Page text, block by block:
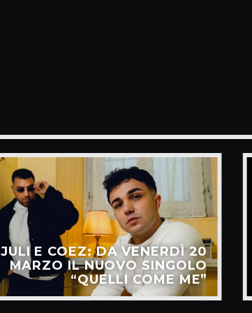
JULI E COEZ: DA VENERDÌ 20
MARZO IL NUOVO SINGOLO
“QUELLI COME ME”